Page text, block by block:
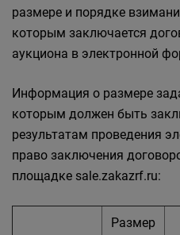
размере и порядке
которым заключается
аукциона в электронной
Информация о размере
которым должен быть
результатам проведения
право заключения
площадке sale.zakazrf.ru:
Размер